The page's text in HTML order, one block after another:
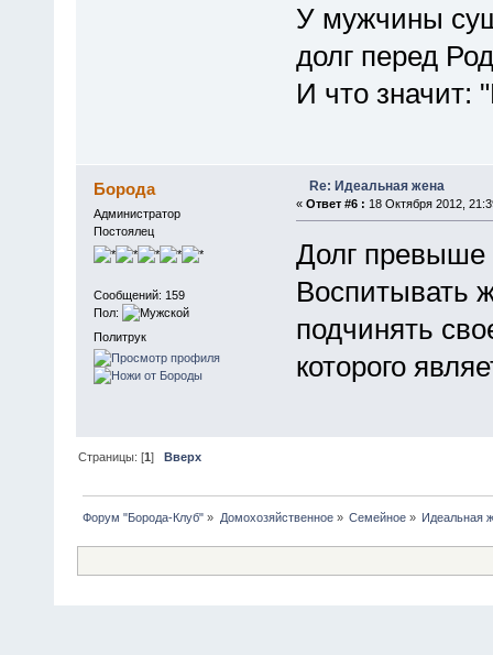
У мужчины
долг перед
И что значит:
Борода
Администратор
Постоялец
Сообщений: 159
Пол:
Политрук
Re: Идеальная жена
« Ответ #6 : 18 Октября 2012,
Долг превыше
Воспитывать
подчинять
которого
Страницы: [1]Вверх
Форум "Борода-Клуб" » Домохозяйственное» Семейное» Идеальная